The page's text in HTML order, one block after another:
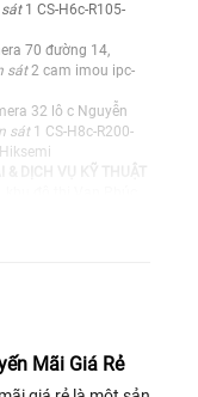
sát 1 CS-H6c-R105-
70 đường 14,
sát2 cam imou ipc-
32 lô c Nguyễn
sát 1 CS-H8c-R200-
đặt camera 14/8
sát
2 An Dương
đặt camera 93/10F
Mãi Giá Rẻ